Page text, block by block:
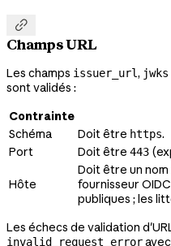

Champs URL
Les champs issuer_url,
sont validés :
Contrainte
Schéma
Doit être https.
Port
Doit être 443
Hôte
Doit être un
fournisseur
publiques ; les
Les échecs de validation
invalid_request_error